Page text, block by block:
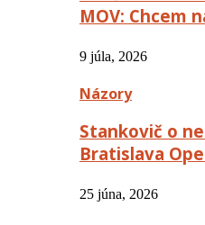
MOV: Chcem
9 júla, 2026
Názory
Stankovič o
Bratislava
25 júna, 2026